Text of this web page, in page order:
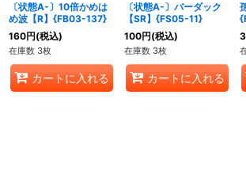
〔状態A-〕10倍かめは
め波【R】{FB03-137}
160円(税込)
在庫数 3枚
カートに入れる
〔状態A-〕バーダック
【SR】{FS05-11}
100円(税込)
在庫数 3枚
カートに入れる